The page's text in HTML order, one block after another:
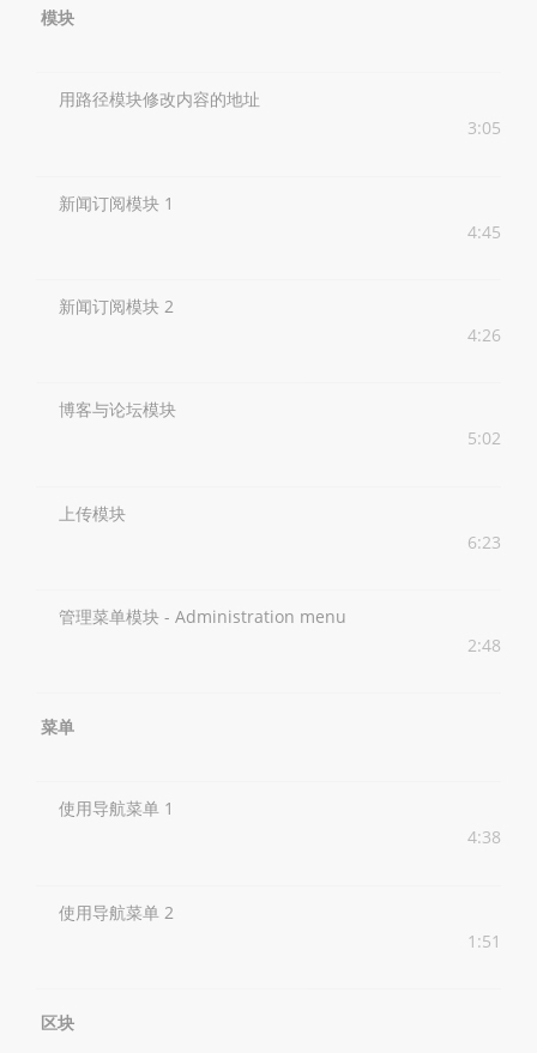
模块
用路径模块修改内容的地址
3:05
新闻订阅模块 1
4:45
新闻订阅模块 2
4:26
博客与论坛模块
5:02
上传模块
6:23
管理菜单模块 - Administration menu
2:48
菜单
使用导航菜单 1
4:38
使用导航菜单 2
1:51
区块